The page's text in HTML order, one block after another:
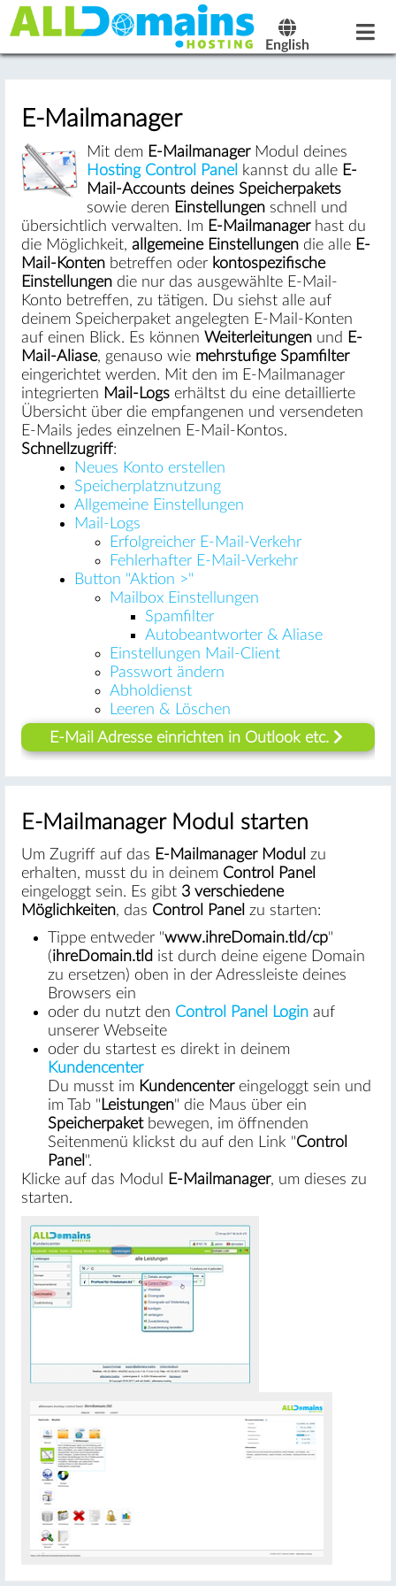
English
E-Mailmanager
Mit dem E-MailmanagerModul deines
Hosting Control Panel kannst du alle E-
Mail-Accounts deines Speicherpakets
sowie deren Einstellungenschnell und
übersichtlich verwalten. Im E-Mailmanagerhast du
die Möglichkeit, allgemeine Einstellungendie alle E-
Mail-Kontenbetreffen oder kontospezifische
Einstellungendie nur das ausgewählte E-Mail-
Konto betreffen, zu tätigen. Du siehst alle auf
deinem Speicherpaket angelegten E-Mail-Konten
auf einen Blick. Es können Weiterleitungenund E-
Mail-Aliase, genauso wie mehrstufige Spamfilter
eingerichtet werden. Mit den im E-Mailmanager
integrierten Mail-Logserhältst du eine detaillierte
Übersicht über die empfangenen und versendeten
E-Mails jedes einzelnen E-Mail-Kontos.
Schnellzugriff:
Neues Konto erstellen
Speicherplatznutzung
Allgemeine Einstellungen
Mail-Logs
Erfolgreicher E-Mail-Verkehr
Fehlerhafter E-Mail-Verkehr
Button "Aktion >"
Mailbox Einstellungen
Spamfilter
Autobeantworter & Aliase
Einstellungen Mail-Client
Passwort ändern
Abholdienst
Leeren & Löschen
E-Mail Adresse einrichten in Outlook etc.
E-Mailmanager Modul starten
Um Zugriff auf das E-Mailmanager Modul zu
erhalten, musst du in deinem Control Panel
eingeloggt sein. Es gibt 3 verschiedene
Möglichkeiten, das Control Panel zu starten:
Tippe entweder "www.ihreDomain.tld/cp"
(ihreDomain.tld ist durch deine eigene Domain
zu ersetzen) oben in der Adressleiste deines
Browsers ein
oder du nutzt den Control Panel Loginauf
unserer Webseite
oder du startest es direkt in deinem
Kundencenter
Du musst im Kundencentereingeloggt sein und
im Tab " Leistungen" die Maus über ein
Speicherpaketbewegen, im öffnenden
Seitenmenü klickst du auf den Link "Control
Panel ".
Klicke auf das Modul
E-Mailmanager, um dieses zu
starten.